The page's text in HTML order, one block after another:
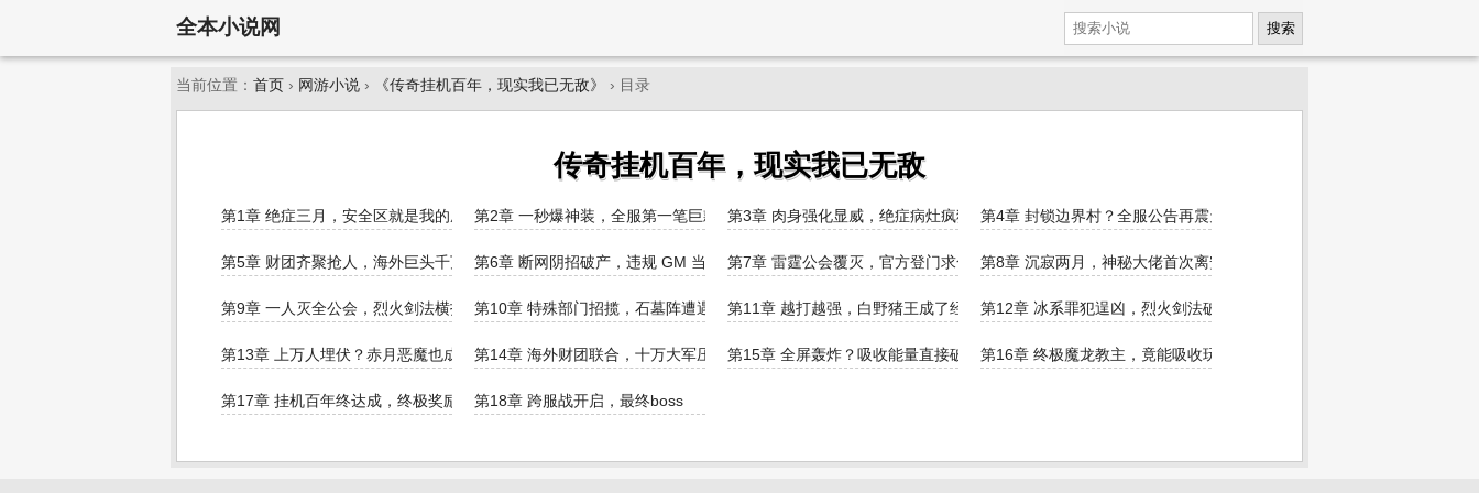
全本小说网 搜索
当前位置： 首页 › 网游小说 › 《传奇挂机百年，现实我已无敌》 › 目录
传奇挂机百年，现实我已无敌
第1章 绝症三月，安全区就是我的成神路第2章 一秒爆神装，全服第一笔巨款到账第3章 肉身强化显威，绝症病灶疯狂缩小第4章 封锁边界村？全服公告再震天下
第5章 财团齐聚抢人，海外巨头千万买号第6章 断网阴招破产，违规 GM 当场被封第7章 雷霆公会覆灭，官方登门求合作第8章 沉寂两月，神秘大佬首次离安全区
第9章 一人灭全公会，烈火剑法横扫千军第10章 特殊部门招揽，石墓阵遭遇埋伏第11章 越打越强，白野猪王成了经验包第12章 冰系罪犯逞凶，烈火剑法破冰封
第13章 上万人埋伏？赤月恶魔也成养料第14章 海外财团联合，十万大军压边界第15章 全屏轰炸？吸收能量直接破境 第16章 终极魔龙教主，竟能吸收玩家能力
第17章 挂机百年终达成，终极奖励激活！第18章 跨服战开启，最终boss